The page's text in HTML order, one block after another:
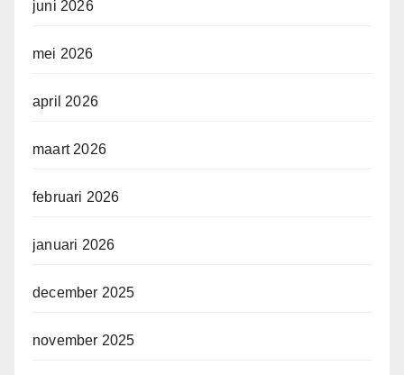
juni 2026
mei 2026
april 2026
maart 2026
februari 2026
januari 2026
december 2025
november 2025